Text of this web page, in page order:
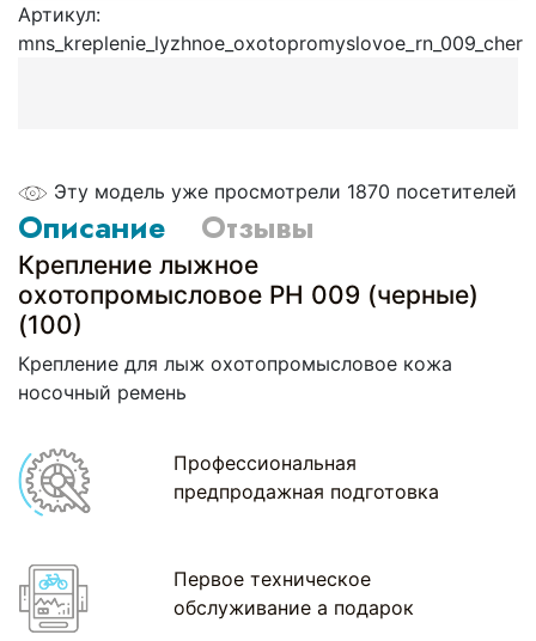
Артикул:
mns_kreplenie_lyzhnoe_oxotopromyslovoe_rn_009_cher
Эту модель уже просмотрели 1870 посетителей
Описание Отзывы
Крепление лыжное
охотопромысловое РН 009 (черные)
(100)
Крепление для лыж охотопромысловое кожа
носочный ремень
Профессиональная
предпродажная подготовка
Первое техническое
обслуживание а подарок